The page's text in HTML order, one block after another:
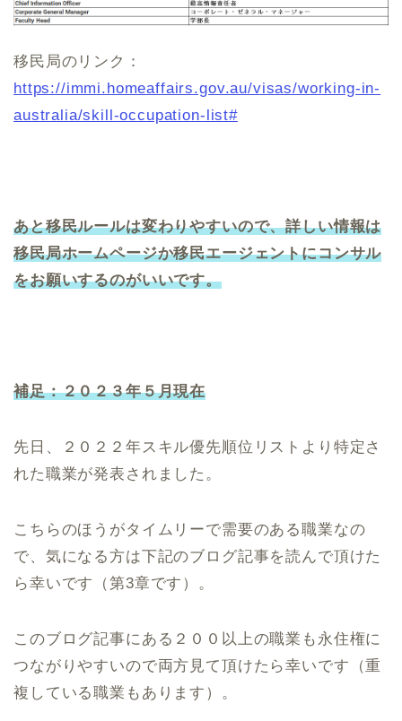
移民局のリンク：
https://immi.homeaffairs.gov.au/visas/working-in-
australia/skill-occupation-list#
あと移民ルールは変わりやすいので、詳しい情報は
移民局ホームページか移民エージェントにコンサル
をお願いするのがいいです。
補足：２０２３年５月現在
先日、２０２２年スキル優先順位リストより特定さ
れた職業が発表されました。
こちらのほうがタイムリーで需要のある職業なの
で、気になる方は下記のブログ記事を読んで頂けた
ら幸いです（第3章です）。
このブログ記事にある２００以上の職業も永住権に
つながりやすいので両方見て頂けたら幸いです（重
複している職業もあります）。